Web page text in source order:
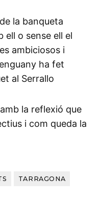
la banqueta
ell o sense ell el
ambiciosos i
ha fet
al Serrallo
la reflexió que
i com queda la
TARRAGONA